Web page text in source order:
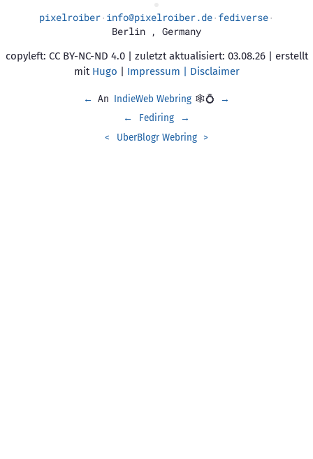
pixelroiber· info@pixelroiber.de· fediverse·
Berlin , Germany
copyleft: CC BY-NC-ND 4.0 | zuletzt aktualisiert: 03.08.26 | erstellt
mit Hugo | Impressum | Disclaimer
← An IndieWeb Webring 🕸💍
→
←
Fediring
→
<
UberBlogr Webring >